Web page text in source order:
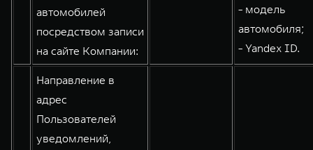
автомобилей
посредством записи
на сайте Компании:
- модель
автомобиля;
- Yandex ID.
Направление в
адрес
Пользователей
уведомлений,